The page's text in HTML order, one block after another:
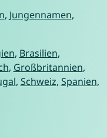
, Jungennamen,
, Brasilien,
, Großbritannien,
, Schweiz, Spanien,